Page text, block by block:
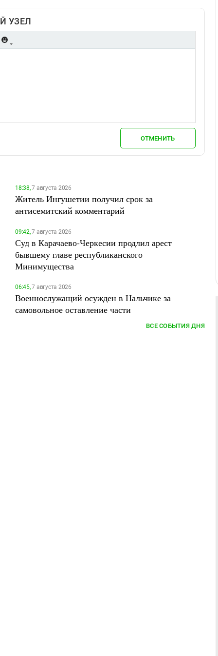
УЗЕЛ
ОТМЕНИТЬ
18:38,7 августа 2026
Житель Ингушетии получил срок за
антисемитский комментарий
09:42,7 августа 2026
Суд в Карачаево-Черкесии продлил арест
бывшему главе республиканского
Минимущества
06:45,7 августа 2026
Военнослужащий осужден в Нальчике за
самовольное оставление части
ВСЕ СОБЫТИЯ ДНЯ